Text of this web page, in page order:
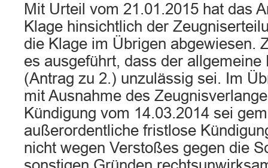
Mit Urteil vom 21.01.2015 hat das
Klage hinsichtlich der
die Klage im Übrigen abgewiesen.
es ausgeführt, dass der allgemeine
(Antrag zu 2.) unzulässig sei. Im
mit Ausnahme des
Kündigung vom 14.03.2014 sei
außerordentliche fristlose
nicht wegen Verstoßes gegen die